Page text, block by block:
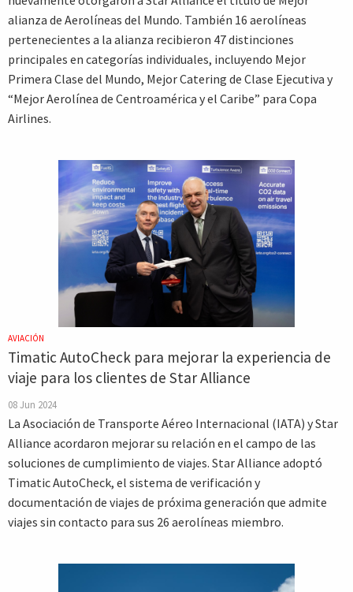
alianza de Aerolíneas del Mundo. También 16 aerolíneas
pertenecientes a la alianza recibieron 47 distinciones
principales en categorías individuales, incluyendo Mejor
Primera Clase del Mundo, Mejor Catering de Clase Ejecutiva y
“Mejor Aerolínea de Centroamérica y el Caribe” para Copa
Airlines.
AVIACIÓN
Timatic AutoCheck para mejorar la experiencia de
viaje para los clientes de Star Alliance
08 Jun 2024
La Asociación de Transporte Aéreo Internacional (IATA) y Star
Alliance acordaron mejorar su relación en el campo de las
soluciones de cumplimiento de viajes. Star Alliance adoptó
Timatic AutoCheck, el sistema de verificación y
documentación de viajes de próxima generación que admite
viajes sin contacto para sus 26 aerolíneas miembro.